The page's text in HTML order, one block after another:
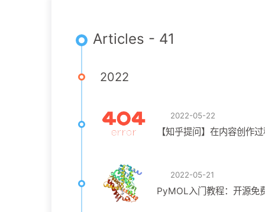
Articles - 41
2022
2022-05-22
【知乎提问】在内容创作
2022-05-21
PyMOL入门教程：开源免